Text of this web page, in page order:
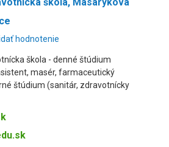
hodnotenie
škola - denné štúdium
masér, farmaceutický
štúdium (sanitár, zdravotnícky